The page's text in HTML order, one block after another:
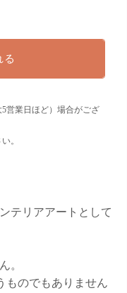
る
営業日ほど）場合がござ
。
テリアアートとして
。
ものでもありません